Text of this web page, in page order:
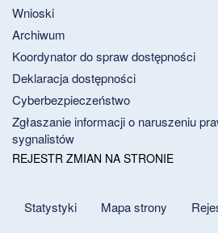
Wnioski
Archiwum
Koordynator do spraw dostępności
Deklaracja dostępności
Cyberbezpieczeństwo
Zgłaszanie informacji o naruszeniu
sygnalistów
REJESTR ZMIAN NA STRONIE
Statystyki Mapa strony